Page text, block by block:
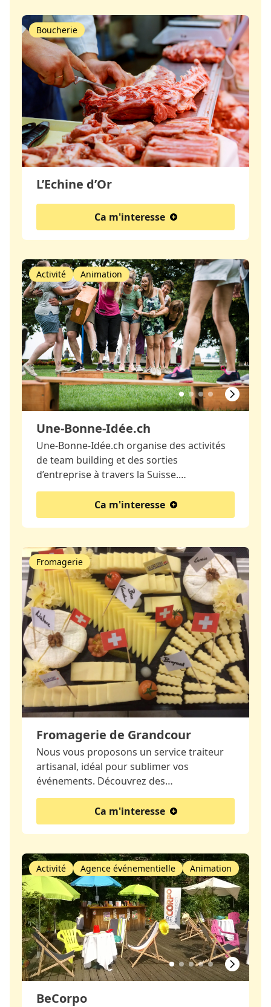
L’Echine d’Or
Boucherie
Ca m'interesse
Une-Bonne-Idée.ch
Activité Animation
Une-Bonne-Idée.ch organise des activités
de team building et des sorties
d’entreprise à travers la Suisse.…
Ca m'interesse
Fromagerie de Grandcour
Fromagerie
Nous vous proposons un service traiteur
artisanal, idéal pour sublimer vos
événements. Découvrez des…
Ca m'interesse
BeCorpo
Activité Agence événementielle Animation